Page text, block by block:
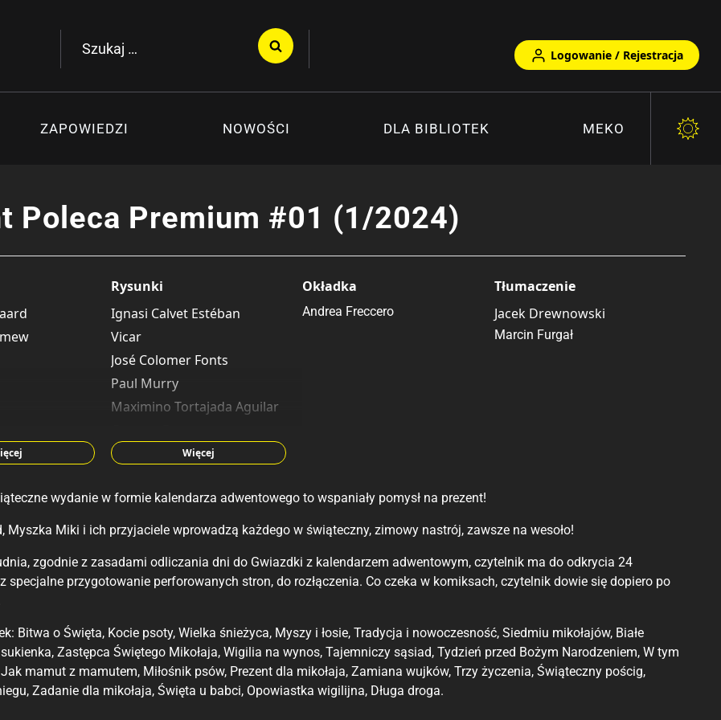
Szukaj:
Logowanie / Rejestracja
ZAPOWIEDZI NOWOŚCI DLA BIBLIOTEK MEKO
Poleca Premium #01 (1/2024)
Rysunki
Ignasi Calvet Estéban
Vicar
José Colomer Fonts
Paul Murry
Maximino Tortajada Aguilar
Tino Santanach Hernandez
José Ismael Escandell Mengual
Daniel Perez
Maria José Sánchez Núñez
José Maria Millet Lopez
Tony Strobl
Francisco Rodriguez Peinado
Antoni Gil-Bao
Więcej
Okładka
Andrea Freccero
Tłumaczenie
Jacek Drewnowski
Marcin Furgał
wydanie w formie kalendarza adwentowego to wspaniały pomysł na prezent!
Myszka Miki i ich przyjaciele wprowadzą każdego w świąteczny, zimowy nastrój, zawsze na wesoło!
zgodnie z zasadami odliczania dni do Gwiazdki z kalendarzem adwentowym, czytelnik ma do odkrycia 24
specjalne przygotowanie perforowanych stron, do rozłączenia. Co czeka w komiksach, czytelnik dowie się dopiero po
Bitwa o Święta, Kocie psoty, Wielka śnieżyca, Myszy i łosie, Tradycja i nowoczesność, Siedmiu mikołajów, Białe
Zastępca Świętego Mikołaja, Wigilia na wynos, Tajemniczy sąsiad, Tydzień przed Bożym Narodzeniem, W tym
mamut z mamutem, Miłośnik psów, Prezent dla mikołaja, Zamiana wujków, Trzy życzenia, Świąteczny pościg,
Zadanie dla mikołaja, Święta u babci, Opowiastka wigilijna, Długa droga.